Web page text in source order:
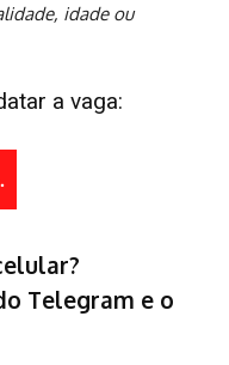
idade ou
a vaga:
Telegram e o